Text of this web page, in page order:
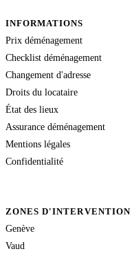
INFORMATIONS
Prix déménagement
Checklist déménagement
Changement d'adresse
Droits du locataire
État des lieux
Assurance déménagement
Mentions légales
Confidentialité
ZONES D'INTERVENTION
Genève
Vaud